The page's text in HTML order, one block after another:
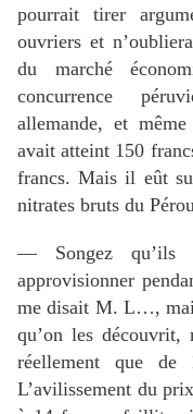
pourrait tirer
ouvriers et
du marché
concurrence
allemande, et
avait atteint 150
francs. Mais il eût
nitrates bruts du
— Songez qu’ils
approvisionner
me disait M. L…,
qu’on les découvrit,
réellement que
L’avilissement du